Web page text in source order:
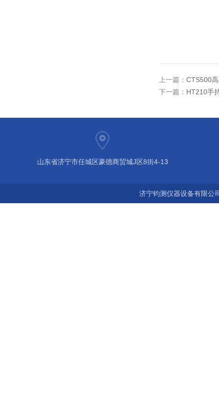
上一篇： CTS500
下一篇： HT210手
山东省济宁市任城区豪德商贸城J区8街4-13
济宁钧测仪器设备有限